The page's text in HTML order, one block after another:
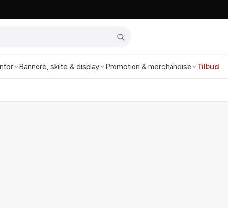
Bannere, skilte & display Promotion & merchandise Tilbud